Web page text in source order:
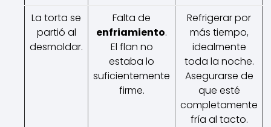
La torta se
partió al
desmoldar.
Falta de
enfriamiento.
El flan no
estaba lo
suficientemente
firme.
Refrigerar por
más tiempo,
idealmente
toda la noche.
Asegurarse de
que esté
completamente
fría al tacto.